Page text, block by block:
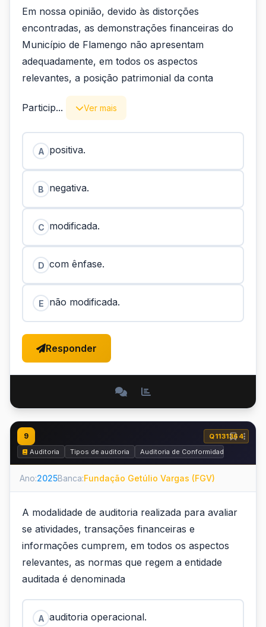
Em nossa opinião, devido às distorções
encontradas, as demonstrações financeiras do
Município de Flamengo não apresentam
adequadamente, em todos os aspectos
relevantes, a posição patrimonial da conta
Particip... Ver mais
A positiva.
B negativa.
C modificada.
D com ênfase.
E não modificada.
Responder
9
Q1131364
Auditoria
Tipos de auditoria Auditoria de Conformidade
Ano:2025Banca:Fundação Getúlio Vargas (FGV)
A modalidade de auditoria realizada para avaliar
se atividades, transações financeiras e
informações cumprem, em todos os aspectos
relevantes, as normas que regem a entidade
auditada é denominada
A auditoria operacional.